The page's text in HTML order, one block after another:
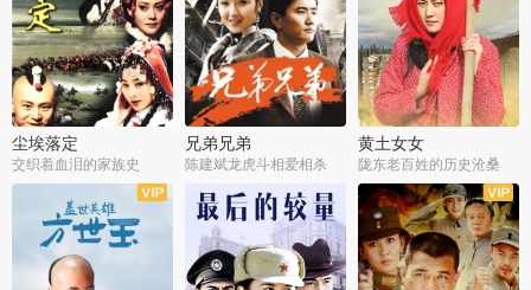
尘埃落定
交织着血泪的家族史
兄弟兄弟
陈建斌龙虎斗相爱相杀
黄土女女
陇东老百姓的历史沧桑
全36集
全28集 全44集